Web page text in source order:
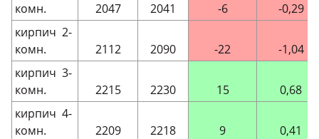
комн.
2047 2041 -6
-0,29
кирпич 2-
комн.
2112 2090 -22
-1,04
кирпич 3-
комн.
2215 2230 15
0,68
кирпич 4-
комн.
2209 2218 9
0,41